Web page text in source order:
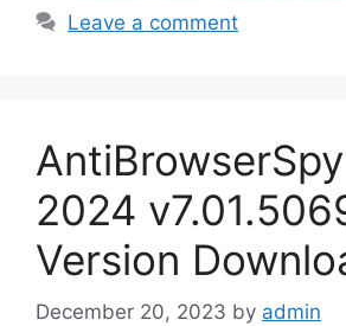
Leave a comment
2024
Version
December 20, 2023 by admin